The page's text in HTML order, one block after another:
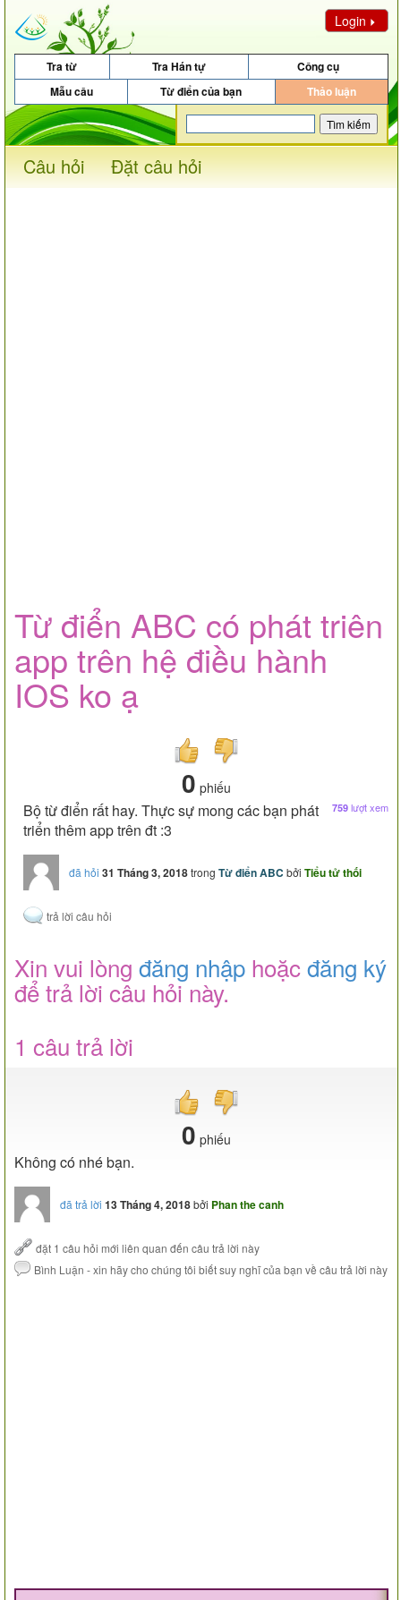
Login
Tra từ Tra Hán tự
Công cụ
Mẫu câu
Từ điển của bạn Thảo luận
Câu hỏi Đặt câu hỏi
Từ điển ABC có phát triên
app trên hệ điều hành
IOS ko ạ
0 phiếu
759 lượt xem
Bộ từ điển rất hay. Thực sự mong các bạn phát
triển thêm app trên đt :3
đã hỏi 31 Tháng 3, 2018trong Từ điển ABC bởi Tiểu tử thối
Xin vui lòng đăng nhập hoặcđăng ký
để trả lời câu hỏi này.
1 câu trả lời
0 phiếu
Không có nhé bạn.
đã trả lời 13 Tháng 4, 2018bởi Phan the canh